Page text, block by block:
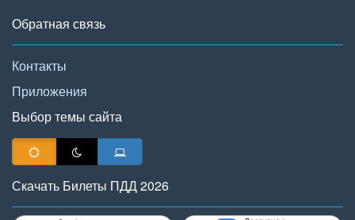
Обратная связь
Контакты
Приложения
Выбор темы сайта
Скачать Билеты ПДД 2026